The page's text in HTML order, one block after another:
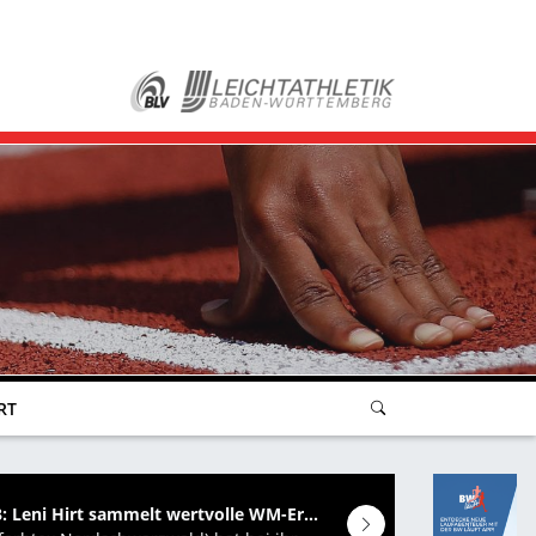
Eugene Tag 3: Leni Hirt sammelt wertvolle WM-Erfahrung